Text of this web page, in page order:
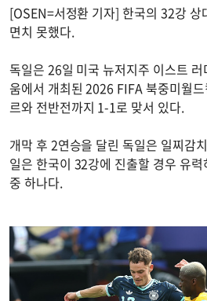
[OSEN=서정환 기자] 한국의 32강 상
면치 못했다.
독일은 26일 미국 뉴저지주 이스트
움에서 개최된 2026 FIFA 북중미월
르와 전반전까지 1-1로 맞서 있다.
개막 후 2연승을 달린 독일은 일찌감
일은 한국이 32강에 진출할 경우 유
중 하나다.